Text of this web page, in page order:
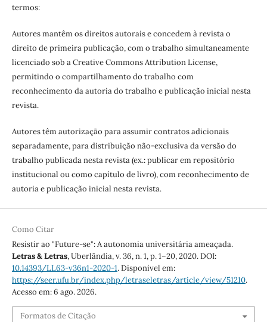
termos:
Autores mantêm os direitos autorais e concedem à revista o
direito de primeira publicação, com o trabalho simultaneamente
licenciado sob a Creative Commons Attribution License,
permitindo o compartilhamento do trabalho com
reconhecimento da autoria do trabalho e publicação inicial nesta
revista.
Autores têm autorização para assumir contratos adicionais
separadamente, para distribuição não-exclusiva da versão do
trabalho publicada nesta revista (ex.: publicar em repositório
institucional ou como capítulo de livro), com reconhecimento de
autoria e publicação inicial nesta revista.
Como Citar
Resistir ao "Future-se": A autonomia universitária ameaçada.
Letras & Letras, Uberlândia, v. 36, n. 1, p. 1–20, 2020. DOI:
10.14393/LL63-v36n1-2020-1. Disponível em:
https://seer.ufu.br/index.php/letraseletras/article/view/51210.
Acesso em: 6 ago. 2026.
Formatos de Citação